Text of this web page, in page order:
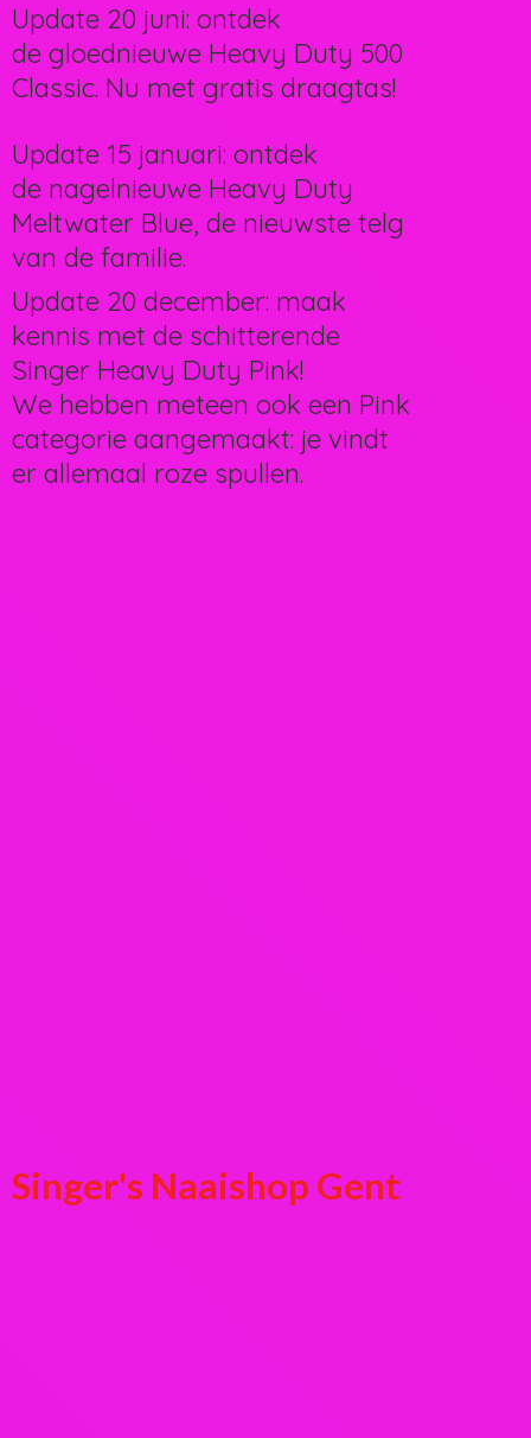
Singer's Naaishop Gent
Update 20 juni: ontdek
de gloednieuwe Heavy Duty 500
Classic. Nu met gratis draagtas!
Update 15 januari: ontdek
de nagelnieuwe Heavy Duty
Meltwater Blue, de nieuwste telg
van de familie.
Update 20 december: maak
kennis met de schitterende
Singer Heavy Duty Pink!
We hebben meteen ook een Pink
categorie aangemaakt: je vindt
er allemaal roze spullen.